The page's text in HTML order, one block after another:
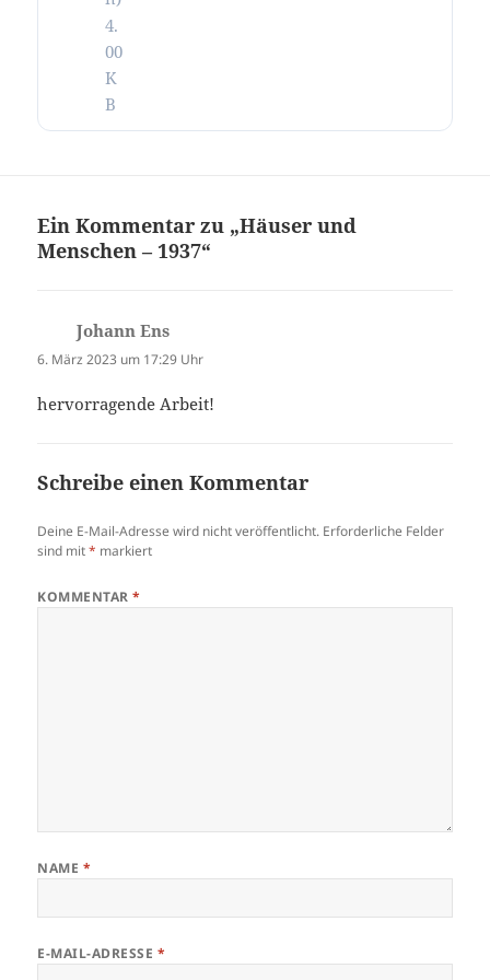
4.
00
K
B
Ein Kommentar zu „Häuser und
Menschen – 1937“
Johann Ens
6. März 2023 um 17:29 Uhr
hervorragende Arbeit!
Schreibe einen Kommentar
Deine E-Mail-Adresse wird nicht veröffentlicht. Erforderliche Felder
sind mit* markiert
KOMMENTAR*
NAME *
E-MAIL-ADRESSE *